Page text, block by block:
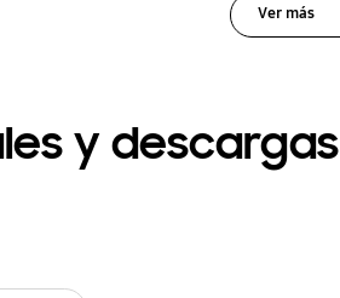
Ver más
y descargas